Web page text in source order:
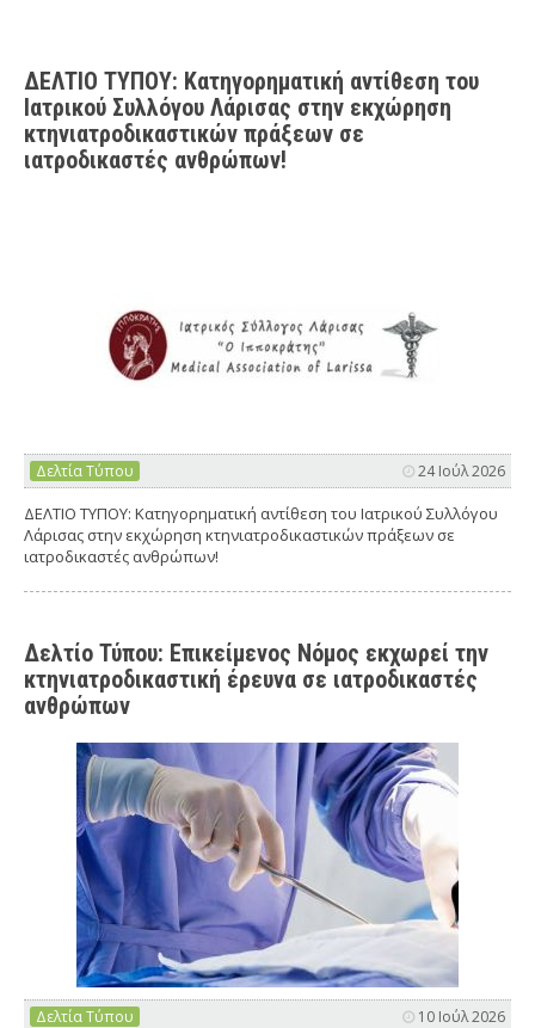
ΔΕΛΤΙΟ ΤΥΠΟΥ: Κατηγορηματική αντίθεση του
Ιατρικού Συλλόγου Λάρισας στην εκχώρηση
κτηνιατροδικαστικών πράξεων σε
ιατροδικαστές ανθρώπων!
Δελτία Τύπου 24 Ιούλ 2026
ΔΕΛΤΙΟ ΤΥΠΟΥ: Κατηγορηματική αντίθεση του Ιατρικού Συλλόγου
Λάρισας στην εκχώρηση κτηνιατροδικαστικών πράξεων σε
ιατροδικαστές ανθρώπων!
Δελτίο Τύπου: Επικείμενος Νόμος εκχωρεί την
κτηνιατροδικαστική έρευνα σε ιατροδικαστές
ανθρώπων
Δελτία Τύπου 10 Ιούλ 2026